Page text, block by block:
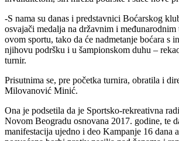
-S nama su danas i predstavnici Boćarskog
osvajači medalja na državnim i međunarodnim
ovom sportu, tako da će nadmetanje boćara s
njihovu podršku i u šampionskom duhu –
turnir.
Prisutnima se, pre početka turnira, obratila i
Milovanović Minić.
Ona je podsetila da je Sportsko-rekreativna
Novom Beogradu osnovana 2017. godine, te
manifestacija ujedno i deo Kampanje 16 dana